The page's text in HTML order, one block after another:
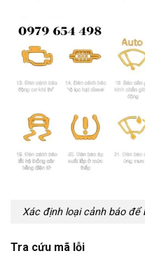
Xác định loại cảnh báo để
Tra cứu mã lỗi